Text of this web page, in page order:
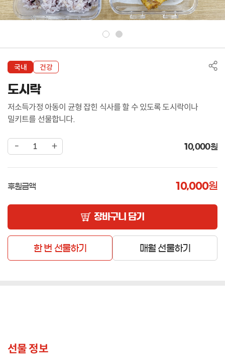
국내 건강
도시락
저소득가정 아동이 균형 잡힌 식사를 할 수 있도록 도시락이나
밀키트를 선물합니다.
- + 10,000원
후원금액 10,000원
장바구니 담기
한 번 선물하기 매월 선물하기
선물 정보